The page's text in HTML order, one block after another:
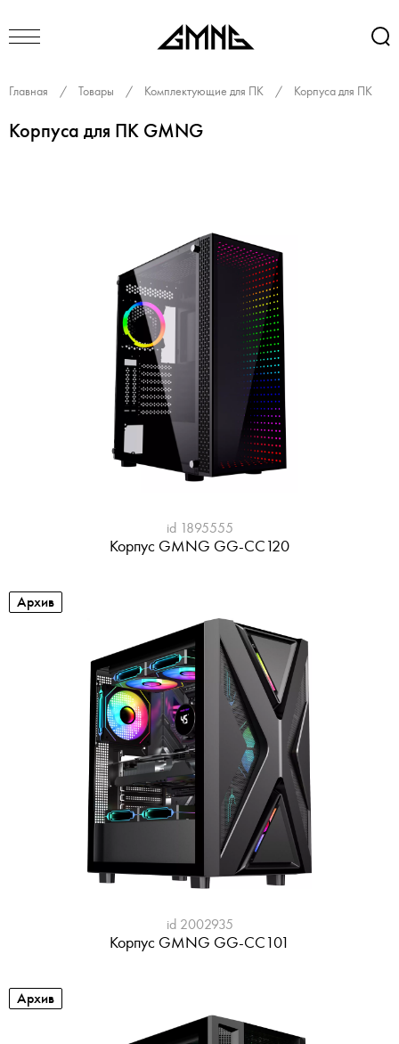
Главная / Товары / Комплектующие для ПК / Корпуса для ПК
Корпуса для ПК GMNG
id 1895555
Корпус GMNG GG-CC120
Архив
id 2002935
Корпус GMNG GG-CC101
Архив